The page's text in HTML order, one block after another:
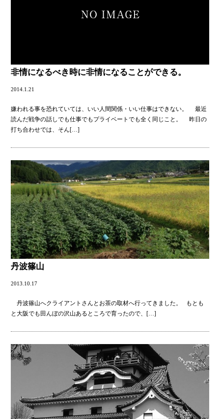
非情になるべき時に非情になることができる。
2014.1.21
嫌われる事を恐れていては、いい人間関係・いい仕事はできない。 最近
読んだ戦争の話しでも仕事でもプライベートでも全く同じこと。 昨日の
打ち合わせでは、そん[…]
丹波篠山
2013.10.17
丹波篠山へクライアントさんとお茶の取材へ行ってきました。 もとも
と大阪でも田んぼの沢山あるところで育ったので、 […]